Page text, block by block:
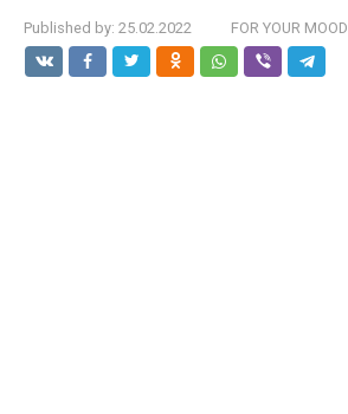
Published by: 25.02.2022 FOR YOUR MOOD